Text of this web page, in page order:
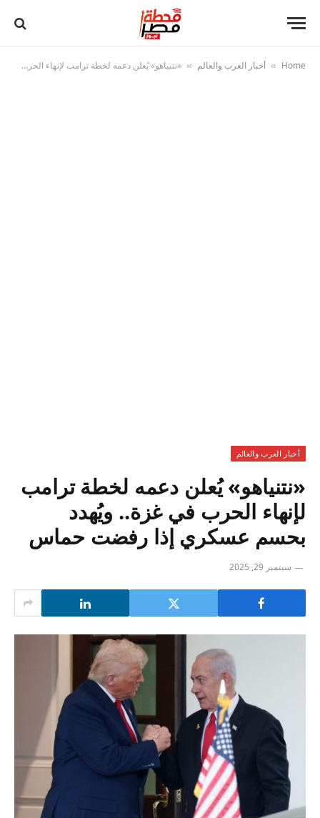
Home
» أخبار العرب والعالم » «نتنياهو» يُعلن دعمه لخطة ترامب لإنهاء الحرب في غزة.. ويُهدد بحسم عسكري إذا رفضت حماس
أخبار العرب والعالم
«نتنياهو» يُعلن دعمه لخطة ترامب
لإنهاء الحرب في غزة.. ويُهدد
بحسم عسكري إذا رفضت حماس
سبتمبر 29, 2025